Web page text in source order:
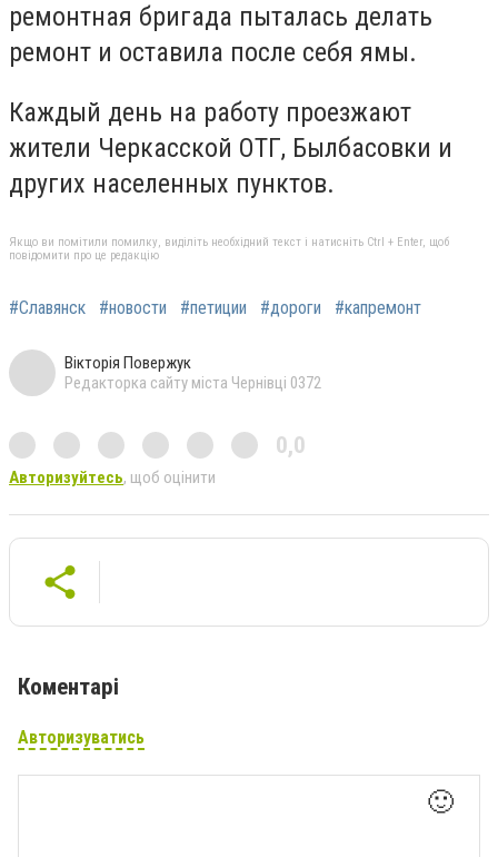
ремонтная бригада пыталась делать
ремонт и оставила после себя ямы.
Каждый день на работу проезжают
жители Черкасской ОТГ, Былбасовки и
других населенных пунктов.
Якщо ви помітили помилку, виділіть необхідний текст і натисніть Ctrl + Enter, щоб
повідомити про це редакцію
#Славянск #новости #петиции #дороги #капремонт
Вікторія Повержук
Редакторка сайту міста Чернівці 0372
0,0
Авторизуйтесь, щоб оцінити
Коментарі
Авторизуватись
🙂